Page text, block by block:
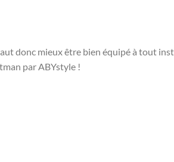
donc mieux être bien équipé à tout
par ABYstyle !